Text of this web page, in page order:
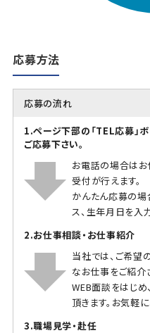
応募方法
応募の流れ
1.ページ下部の「TEL応募」
ご応募下さい。
お電話の場合はお
受付が行えます。
かんたん応募の場
ス、生年月日を入
2.お仕事相談・お仕事紹介
当社では、ご希望
なお仕事をご紹介
WEB面談をはじ
頂きます。お気軽
3.職場見学・赴任